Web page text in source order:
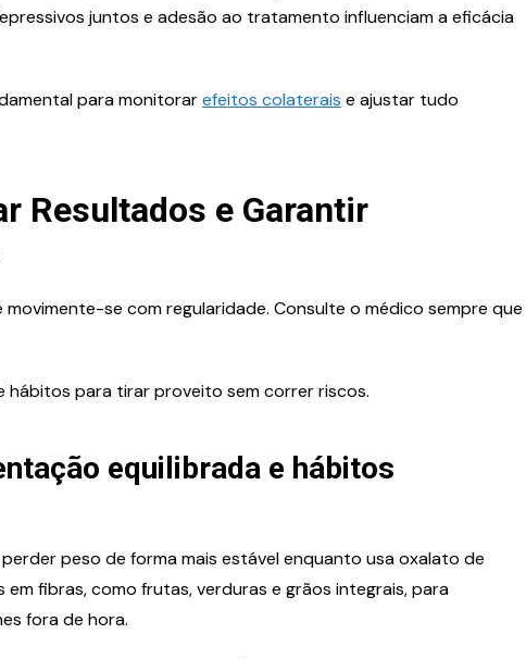
juntos e adesão ao tratamento influenciam a eficácia
para monitorarefeitos colaterais e ajustar tudo
Resultados e Garantir
se com regularidade. Consulte o médico sempre que
para tirar proveito sem correr riscos.
equilibrada e hábitos
peso de forma mais estável enquanto usa oxalato de
fibras, como frutas, verduras e grãos integrais, para
fora de hora.